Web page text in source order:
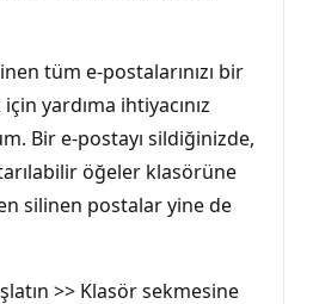
tüm e-postalarınızı bir
yardıma ihtiyacınız
Bir e-postayı sildiğinizde,
öğeler klasörüne
silinen postalar yine de
>> Klasör sekmesine